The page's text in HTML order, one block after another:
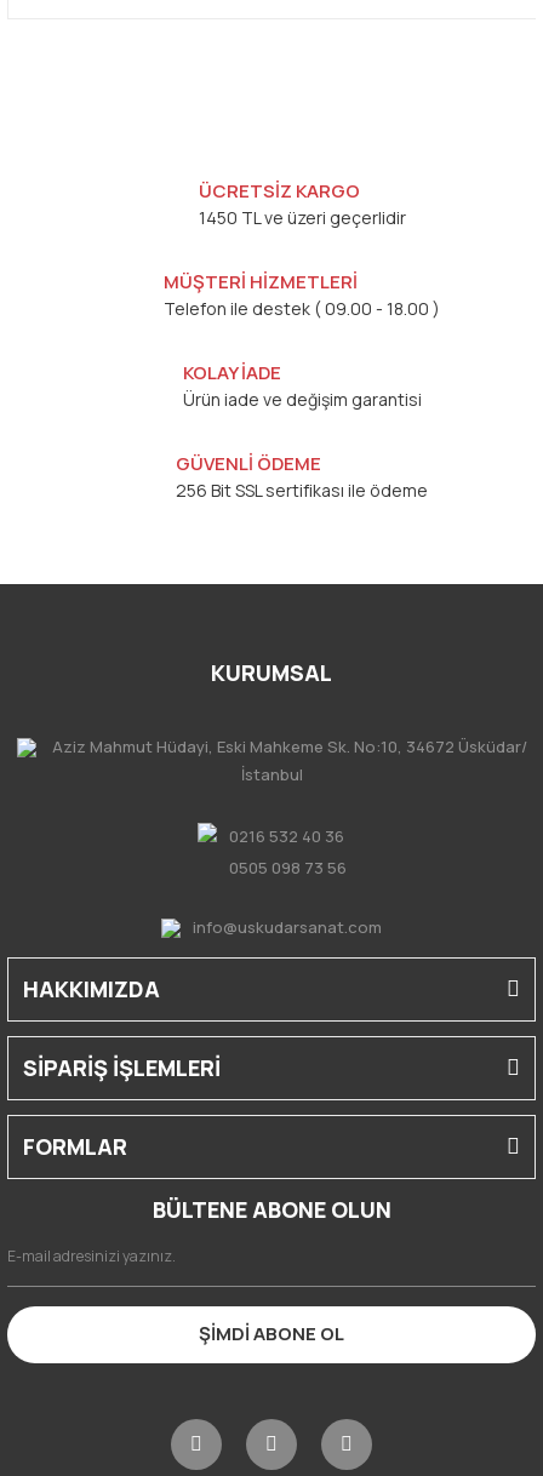
ÜCRETSİZ KARGO
1450 TL ve üzeri geçerlidir
MÜŞTERİ HİZMETLERİ
Telefon ile destek ( 09.00 - 18.00 )
KOLAY İADE
Ürün iade ve değişim garantisi
GÜVENLİ ÖDEME
256 Bit SSL sertifikası ile ödeme
KURUMSAL
Aziz Mahmut Hüdayi, Eski Mahkeme Sk. No:10, 34672 Üsküdar/
İstanbul
0216 532 40 36
0505 098 73 56
info@uskudarsanat.com
HAKKIMIZDA
SİPARİŞ İŞLEMLERİ
FORMLAR
BÜLTENE ABONE OLUN
ŞİMDİ ABONE OL